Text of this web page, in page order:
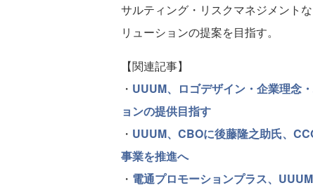
サルティング・リスクマネジメント
リューションの提案を目指す。
【関連記事】
・ UUUM、ロゴデザイン・企業理念
ョンの提供目指す
・ UUUM、CBOに後藤隆之助氏、
事業を推進へ
・ 電通プロモーションプラス、